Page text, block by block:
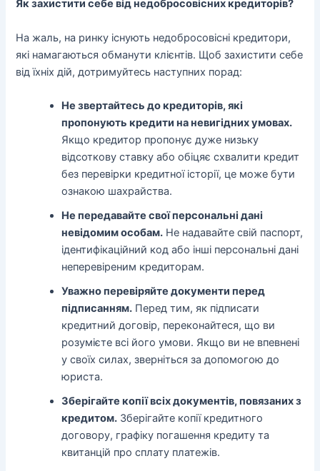
Як захистити себе від недобросовісних кредиторів?
На жаль, на ринку існують недобросовісні кредитори,
які намагаються обманути клієнтів. Щоб захистити себе
від їхніх дій, дотримуйтесь наступних порад:
Не звертайтесь до кредиторів, які
пропонують кредити на невигідних умовах.
Якщо кредитор пропонує дуже низьку
відсоткову ставку або обіцяє схвалити кредит
без перевірки кредитної історії, це може бути
ознакою шахрайства.
Не передавайте свої персональні дані
невідомим особам. Не надавайте свій паспорт,
ідентифікаційний код або інші персональні дані
неперевіреним кредиторам.
Уважно перевіряйте документи перед
підписанням. Перед тим, як підписати
кредитний договір, переконайтеся, що ви
розумієте всі його умови. Якщо ви не впевнені
у своїх силах, зверніться за допомогою до
юриста.
Зберігайте копії всіх документів, повязаних з
кредитом. Зберігайте копії кредитного
договору, графіку погашення кредиту та
квитанцій про сплату платежів.